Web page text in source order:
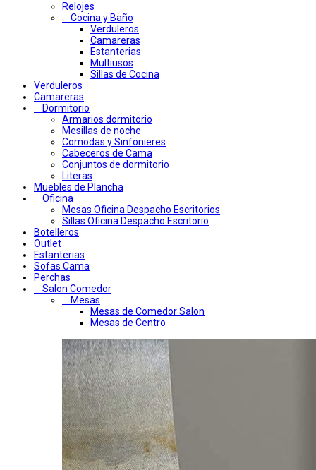
Relojes
Cocina y Baño
Verduleros
Camareras
Estanterias
Multiusos
Sillas de Cocina
Verduleros
Camareras
Dormitorio
Armarios dormitorio
Mesillas de noche
Comodas y Sinfonieres
Cabeceros de Cama
Conjuntos de dormitorio
Literas
Muebles de Plancha
Oficina
Mesas Oficina Despacho Escritorios
Sillas Oficina Despacho Escritorio
Botelleros
Outlet
Estanterias
Sofas Cama
Perchas
Salon Comedor
Mesas
Mesas de Comedor Salon
Mesas de Centro